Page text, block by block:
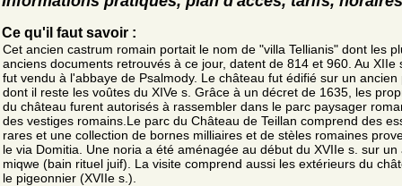
Ce qu'il faut savoir :
Cet ancien castrum romain portait le nom de "villa Tellianis" dont les
anciens documents retrouvés à ce jour, datent de 814 et 960. Au XIIe
fut vendu à l'abbaye de Psalmody. Le château fut édifié sur un ancien
dont il reste les voûtes du XIVe s. Grâce à un décret de 1635, les
du château furent autorisés à rassembler dans le parc paysager
des vestiges romains.Le parc du Château de Teillan comprend des
rares et une collection de bornes milliaires et de stèles romaines
le via Domitia. Une noria a été aménagée au début du XVIIe s. sur un
miqwe (bain rituel juif). La visite comprend aussi les extérieurs du
le pigeonnier (XVIIe s.).